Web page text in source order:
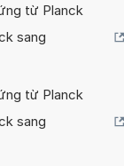
từ Planck
sang
từ Planck
sang